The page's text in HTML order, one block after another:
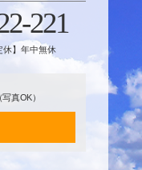
221
休】年中無休
真OK）